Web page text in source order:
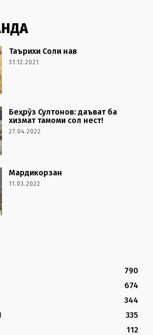
Таърихи Соли нав
31.12.2021
Беҳрӯз Султонов: даъват ба
хизмат тамоми сол нест!
27.04.2022
Мардикорзан
11.03.2022
790
674
344
335
112